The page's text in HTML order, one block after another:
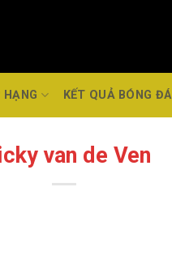
HẠNG KẾT QUẢ BÓNG ĐÁ
van de Ven